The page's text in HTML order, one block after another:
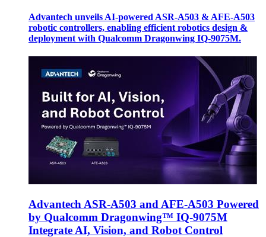
Advantech unveils AI-powered ASR-A503 & AFE-A503
robotic controllers, enabling efficient robotics design &
deployment with Qualcomm Dragonwing IQ-9075M.
Advantech ASR-A503 and AFE-A503 Powered
by Qualcomm Dragonwing™ IQ-9075M
Integrate AI, Vision, and Robot Control